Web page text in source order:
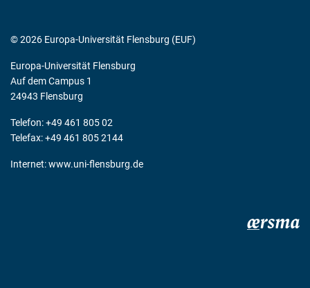
© 2026 Europa-Universität Flensburg (EUF)
Europa-Universität Flensburg
Auf dem Campus 1
24943 Flensburg
Telefon: +49 461 805 02
Telefax: +49 461 805 2144
Internet:www.uni-flensburg.de